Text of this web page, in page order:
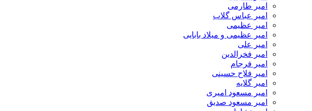
امیر طارمی
امیر عباس گلاب
امیر عظیمی
امیر عظیمی و میلاد بابایی
امیر علی
امیر فخرالدین
امیر فرجام
امیر فلاح حسینی
امیر گلایه
امیر مسعود امیری
امیر مسعود صدیق